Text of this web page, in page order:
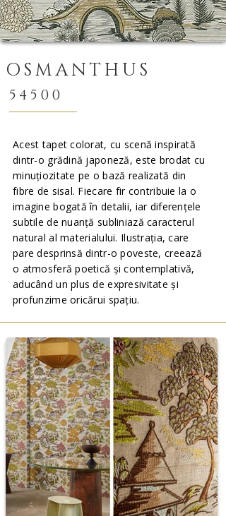
OSMANTHUS
54500
Acest tapet colorat, cu scenă inspirată
dintr-o grădină japoneză, este brodat cu
minuțiozitate pe o bază realizată din
fibre de sisal. Fiecare fir contribuie la o
imagine bogată în detalii, iar diferențele
subtile de nuanță subliniază caracterul
natural al materialului. Ilustrația, care
pare desprinsă dintr-o poveste, creează
o atmosferă poetică și contemplativă,
aducând un plus de expresivitate și
profunzime oricărui spațiu.